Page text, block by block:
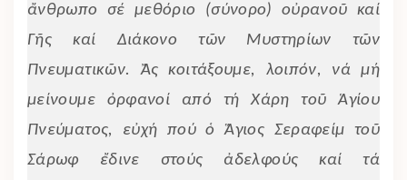
ἄνθρωπο σέ μεθόριο (σύνορο) οὐρανοῦ καί
Γῆς καί Διάκονο τῶν Μυστηρίων τῶν
Πνευματικῶν. Ἄς κοιτάξουμε, λοιπόν, νά μή
μείνουμε ὀρφανοί από τή Χάρη τοῦ Ἁγίου
Πνεύματος, εὐχή πού ὁ Ἅγιος Σεραφείμ τοῦ
Σάρωφ ἔδινε στούς ἀδελφούς καί τά